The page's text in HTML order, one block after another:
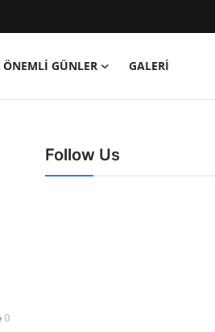
ÖNEMLİ GÜNLER
GALERİ
0
Follow Us